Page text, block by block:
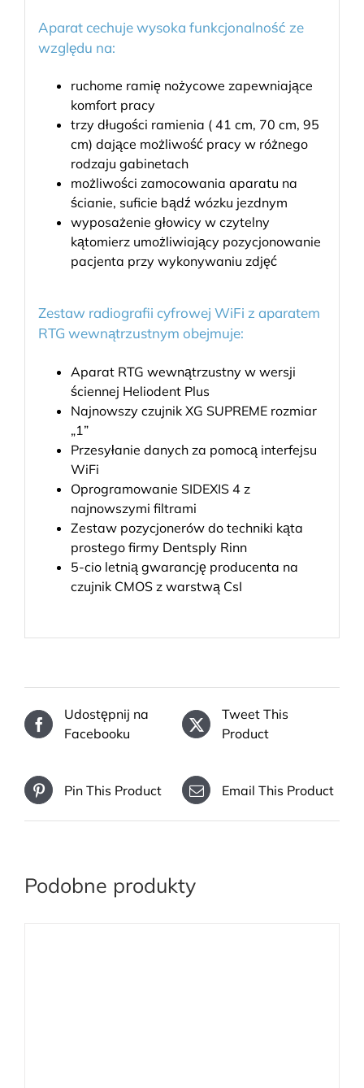
Aparat cechuje wysoka funkcjonalność ze
względu na:
ruchome ramię nożycowe zapewniające
komfort pracy
trzy długości ramienia ( 41 cm, 70 cm, 95
cm) dające możliwość pracy w różnego
rodzaju gabinetach
możliwości zamocowania aparatu na
ścianie, suficie bądź wózku jezdnym
wyposażenie głowicy w czytelny
kątomierz umożliwiający pozycjonowanie
pacjenta przy wykonywaniu zdjęć
Zestaw radiografii cyfrowej WiFi z aparatem
RTG wewnątrzustnym obejmuje:
Aparat RTG wewnątrzustny w wersji
ściennej Heliodent Plus
Najnowszy czujnik XG SUPREME rozmiar
„1”
Przesyłanie danych za pomocą interfejsu
WiFi
Oprogramowanie SIDEXIS 4 z
najnowszymi filtrami
Zestaw pozycjonerów do techniki kąta
prostego firmy Dentsply Rinn
5-cio letnią gwarancję producenta na
czujnik CMOS z warstwą CsI
Udostępnij na
Facebooku
Tweet This
Product
Pin This Product Email This Product
Podobne produkty